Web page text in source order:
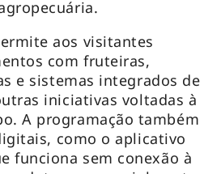
aos visitantes
com fruteiras,
e sistemas integrados de
iniciativas voltadas à
A programação também
como o aplicativo
funciona sem conexão à